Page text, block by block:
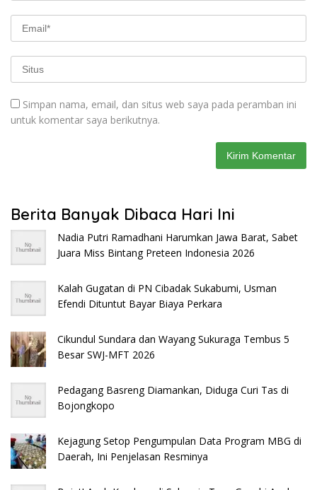
Simpan nama, email, dan situs web saya pada peramban ini
untuk komentar saya berikutnya.
Berita Banyak Dibaca Hari Ini
Nadia Putri Ramadhani Harumkan Jawa Barat, Sabet
Juara Miss Bintang Preteen Indonesia 2026
Kalah Gugatan di PN Cibadak Sukabumi, Usman
Efendi Dituntut Bayar Biaya Perkara
Cikundul Sundara dan Wayang Sukuraga Tembus 5
Besar SWJ-MFT 2026
Pedagang Basreng Diamankan, Diduga Curi Tas di
Bojongkopo
Kejagung Setop Pengumpulan Data Program MBG di
Daerah, Ini Penjelasan Resminya